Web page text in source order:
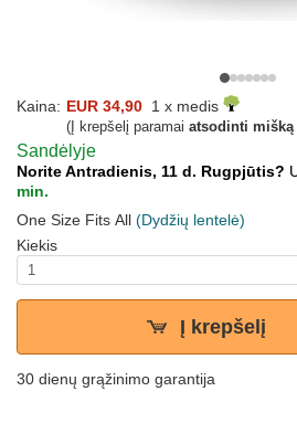
Kaina: EUR 34,90 1 x medis
(Į krepšelį paramai atsodinti mišką
Sandėlyje
Norite Antradienis, 11 d. Rugpjūtis?
min.
One Size Fits All (Dydžių lentelė)
Kiekis
Į krepšelį
30 dienų grąžinimo garantija